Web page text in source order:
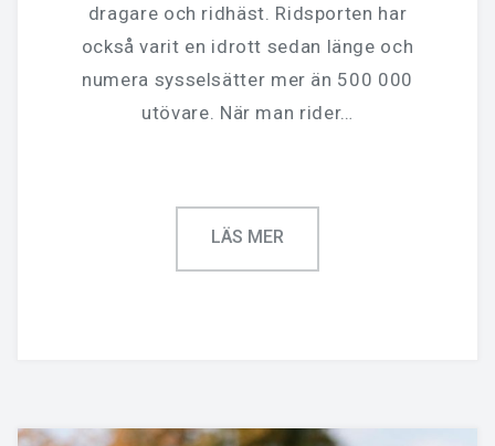
dragare och ridhäst. Ridsporten har
också varit en idrott sedan länge och
numera sysselsätter mer än 500 000
utövare. När man rider…